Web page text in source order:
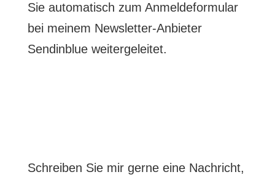
Sie automatisch zum Anmeldeformular
bei meinem Newsletter-Anbieter
Sendinblue weitergeleitet.
Schreiben Sie mir gerne eine Nachricht,